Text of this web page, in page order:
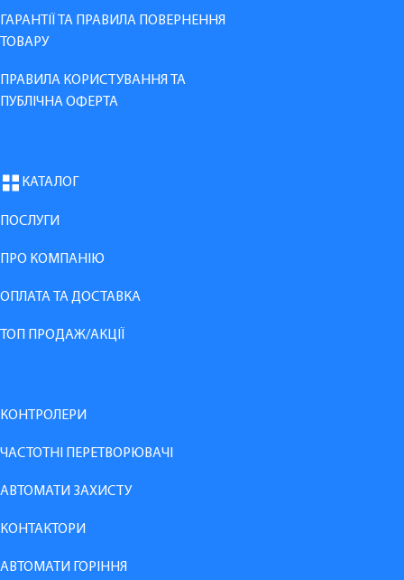
ГАРАНТІЇ ТА ПРАВИЛА ПОВЕРНЕННЯ
ТОВАРУ
ПРАВИЛА КОРИСТУВАННЯ ТА
ПУБЛІЧНА ОФЕРТА
КАТАЛОГ
ПОСЛУГИ
ПРО КОМПАНІЮ
ОПЛАТА ТА ДОСТАВКА
ТОП ПРОДАЖ/АКЦІЇ
КОНТРОЛЕРИ
ЧАСТОТНІ ПЕРЕТВОРЮВАЧІ
АВТОМАТИ ЗАХИСТУ
КОНТАКТОРИ
АВТОМАТИ ГОРІННЯ